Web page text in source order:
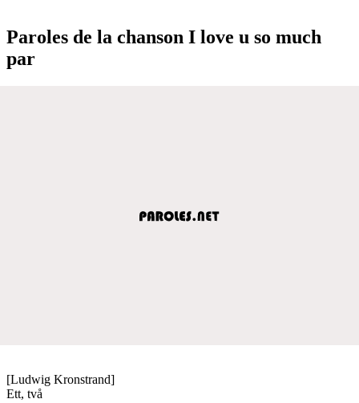
Paroles de la chanson I love u so much
par
[Ludwig Kronstrand]
Ett, två